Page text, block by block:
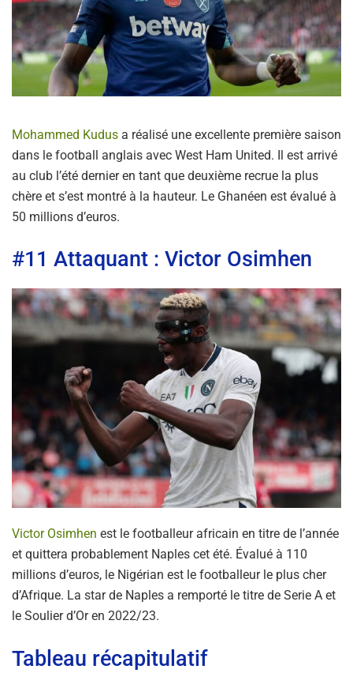
Mohammed Kudus a réalisé une excellente première saison
dans le football anglais avec West Ham United. Il est arrivé
au club l’été dernier en tant que deuxième recrue la plus
chère et s’est montré à la hauteur. Le Ghanéen est évalué à
50 millions d’euros.
#11 Attaquant : Victor Osimhen
Victor Osimhen est le footballeur africain en titre de l’année
et quittera probablement Naples cet été. Évalué à 110
millions d’euros, le Nigérian est le footballeur le plus cher
d’Afrique. La star de Naples a remporté le titre de Serie A et
le Soulier d’Or en 2022/23.
Tableau récapitulatif